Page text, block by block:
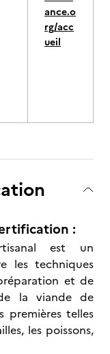
ance.o
rg/acc
ueil
:
est un
les techniques
et de
la viande de
premières telles
les poissons,